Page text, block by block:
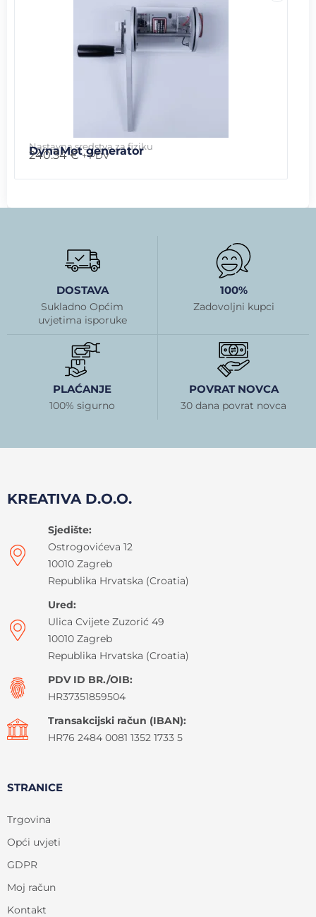
Nastavna sredstva za fiziku
DynaMot generator
240.34€ + PDV
DOSTAVA
Sukladno Općim
uvjetima isporuke
100%
Zadovoljni kupci
PLAĆANJE
100% sigurno
POVRAT NOVCA
30 dana povrat novca
KREATIVA D.O.O.
Sjedište:
Ostrogovićeva 12
10010 Zagreb
Republika Hrvatska (Croatia)
Ured:
Ulica Cvijete Zuzorić 49
10010 Zagreb
Republika Hrvatska (Croatia)
PDV ID BR./OIB:
HR37351859504
Transakcijski račun (IBAN):
HR76 2484 0081 1352 1733 5
STRANICE
Trgovina
Opći uvjeti
GDPR
Moj račun
Kontakt